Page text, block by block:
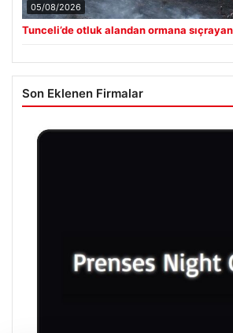
05/08/2026
Tunceli’de otluk alandan ormana
Son Eklenen Firmalar